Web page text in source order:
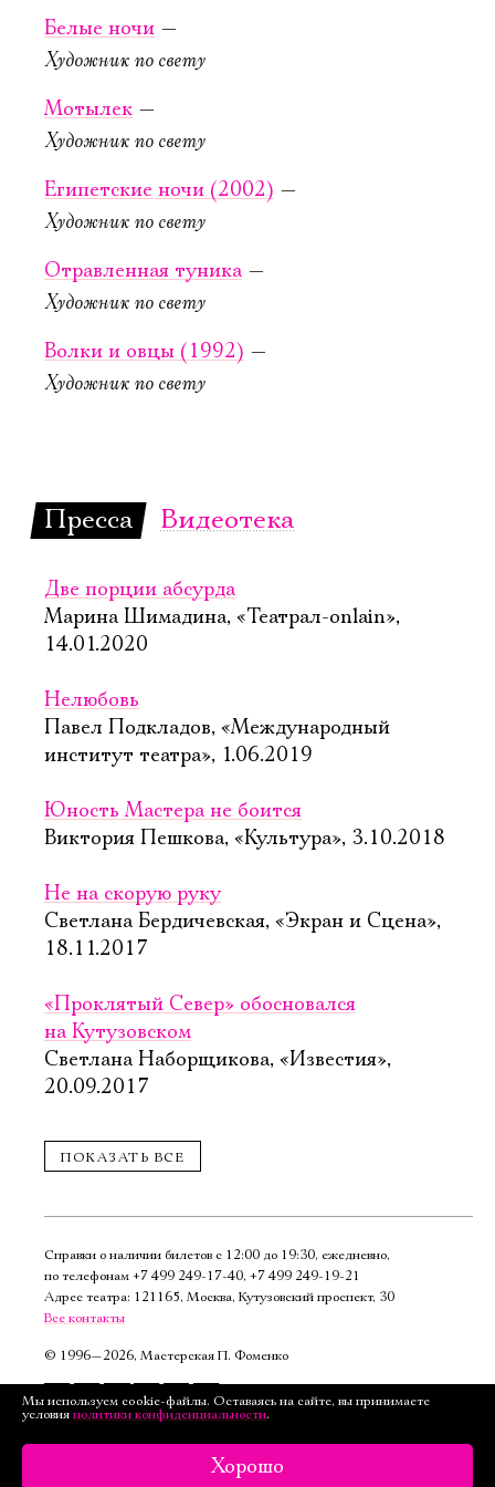
5 октября, 19:00
Серёжа очень
тупой
Серый зал
Старая сцена,
КУПИТЬ БИЛЕТ
7 октября, 19:00
Сон в летнюю
Новая сцена,
Большой зал
столик в буфете
КУПИТЬ БИЛЕТ
9 октября, 19:00
Послед­ние
Старая сцена,
Серый зал
В гостях
у барона
Мюнхгаузена
Серый зал
КУПИТЬ БИЛЕТ
Белые ночи —
Художник по свету
Мотылек —
Художник по свету
Египетские ночи (2002) —
Художник по свету
Отравленная туника —
Художник по свету
Волки и овцы (1992) —
Художник по свету
Пресса Видеотека
Две порции абсурда
Марина Шимадина, «Театрал-onlain»,
14.01.2020
Нелюбовь
Павел Подкладов, «Международный
институт театра», 1.06.2019
Юность Мастера не боится
Виктория Пешкова, «Культура», 3.10.2018
Не на скорую руку
Светлана Бердичевская, «Экран и Сцена»,
18.11.2017
«Проклятый Север» обосновался
на Кутузовском
Светлана Наборщикова, «Известия»,
20.09.2017
ПОКАЗАТЬ ВСЕ
Лариса Каневская, «Весь Театр», 3.06.2014
Зачем мы здесь
Игорь Вирабов, «Российская газета»,
20.02.2014
Про ароматное соцветье
Геннадий Демин, «Страстной бульвар,
Справки о наличии билетов с 12:00 до 19:30, ежедневно,
по телефонам +7 499 249‑17‑40, +7 499 249‑19‑21
Адрес театра: 121165, Москва, Кутузовский проспект, 30
Все контакты
© 1996—2026, Мастерская П. Фоменко
Подписаться
Мы используем cookie-файлы. Оставаясь на сайте, вы принимаете
условия политики конфиденциальности.
Хорошо